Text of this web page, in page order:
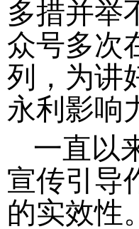
多措并举
众号多次
列，为讲
永利影响
一直以
宣传引导
的实效性